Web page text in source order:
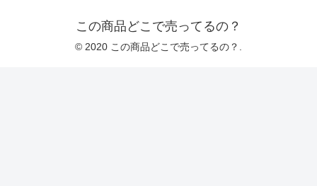
この商品どこで売ってるの？
© 2020 この商品どこで売ってるの？.